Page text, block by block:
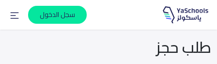
سجل الدخول
طلب حجز